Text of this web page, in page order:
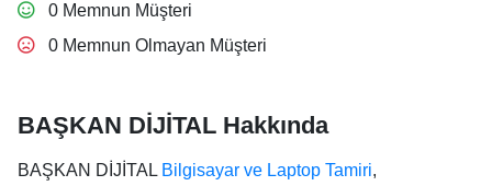
0 Memnun Müşteri
0 Memnun Olmayan Müşteri
BAŞKAN DİJİTAL Hakkında
BAŞKAN DİJİTAL Bilgisayar ve Laptop Tamiri,